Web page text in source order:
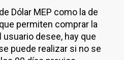
Dólar MEP como la de
permiten comprar la
desee, hay que
puede realizar si no se